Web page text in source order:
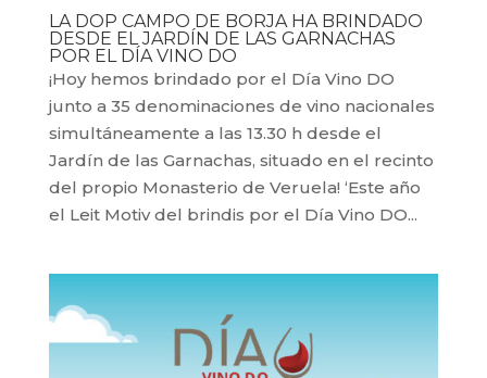
LA DOP CAMPO DE BORJA HA BRINDADO
DESDE EL JARDÍN DE LAS GARNACHAS
POR EL DÍA VINO DO
¡Hoy hemos brindado por el Día Vino DO
junto a 35 denominaciones de vino nacionales
simultáneamente a las 13.30 h desde el
Jardín de las Garnachas, situado en el recinto
del propio Monasterio de Veruela! ‘Este año
el Leit Motiv del brindis por el Día Vino DO...